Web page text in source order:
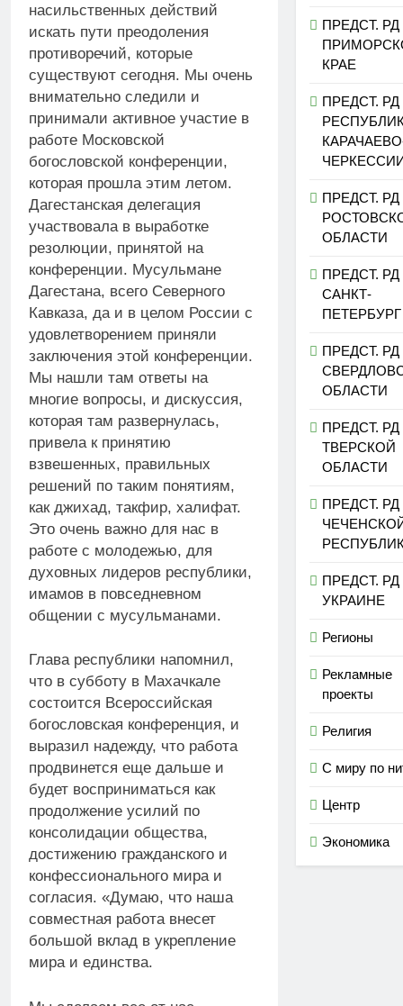
насильственных действий
искать пути преодоления
противоречий, которые
существуют сегодня. Мы очень
внимательно следили и
принимали активное участие в
работе Московской
богословской конференции,
которая прошла этим летом.
Дагестанская делегация
участвовала в выработке
резолюции, принятой на
конференции. Мусульмане
Дагестана, всего Северного
Кавказа, да и в целом России с
удовлетворением приняли
заключения этой конференции.
Мы нашли там ответы на
многие вопросы, и дискуссия,
которая там развернулась,
привела к принятию
взвешенных, правильных
решений по таким понятиям,
как джихад, такфир, халифат.
Это очень важно для нас в
работе с молодежью, для
духовных лидеров республики,
имамов в повседневном
общении с мусульманами.
Глава республики напомнил,
что в субботу в Махачкале
состоится Всероссийская
богословская конференция, и
выразил надежду, что работа
продвинется еще дальше и
будет восприниматься как
продолжение усилий по
консолидации общества,
достижению гражданского и
конфессионального мира и
согласия. «Думаю, что наша
совместная работа внесет
большой вклад в укрепление
мира и единства.
ПРЕДСТ. РД
КРАЕ
ПРЕДСТ. РД
ПРЕДСТ. РД
ОБЛАСТИ
ПРЕДСТ. РД
САНКТ-
ПЕТЕРБУРГ
ПРЕДСТ. РД
ОБЛАСТИ
ПРЕДСТ. РД
ТВЕРСКОЙ
ОБЛАСТИ
ПРЕДСТ. РД
ПРЕДСТ. РД
УКРАИНЕ
Регионы
Рекламные
проекты
Религия
С миру по
Центр
Экономика